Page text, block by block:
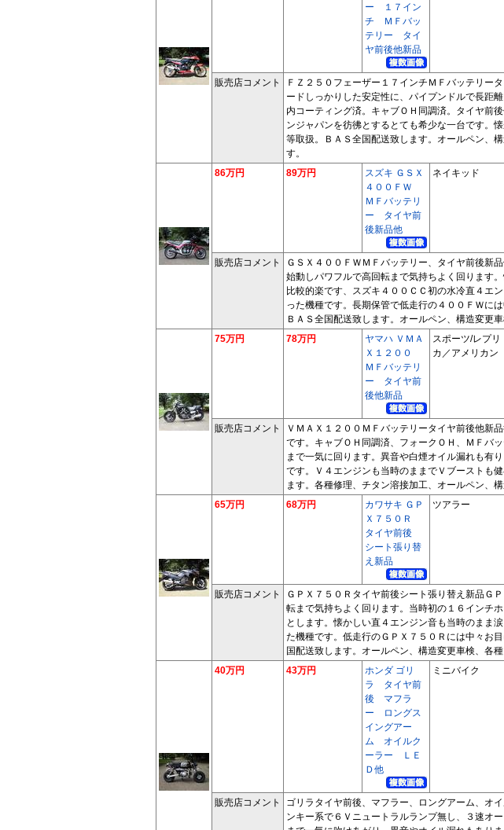
ー １７イン
チ ＭＦバッ
テリー タイ
ヤ前後他新品
販売店コメント
ＦＺ２５０フェーザー１７インチＭＦバッテリー
ードしっかりした安定性に、パイプンドルで長距
内コーティング済。キャブＯＨ同調済。タイヤ前
ンジャパンを彷彿とするとても希少な一台です。
等取扱。ＢＡＳ全国配送致します。オールペン、
す。
86万円
89万円
スズキ ＧＳＸ
４００ＦＷ
ＭＦバッテリ
ー タイヤ前
後新品他
ネイキッド
販売店コメント
ＧＳＸ４００ＦＷＭＦバッテリー、タイヤ前後新
始動しパワフルで高回転まで気持ちよく回ります
比較的楽です、スズキ４００ＣＣ初の水冷直４エ
った機種です。長期保管で低走行の４００ＦＷに
ＢＡＳ全国配送致します。オールペン、構造変更
75万円
78万円
ヤマハ ＶＭＡ
Ｘ１２００
ＭＦバッテリ
ー タイヤ前
後他新品
スポーツ/レプリ
カ／アメリカン
販売店コメント
ＶＭＡＸ１２００ＭＦバッテリータイヤ前後他新
です。キャブＯＨ同調済、フォークＯＨ、ＭＦバ
まで一気に回ります。異音や白煙オイル漏れも有
です。Ｖ４エンジンも当時のままでＶブーストも
ます。各種修理、チタン溶接加工、オールペン、
65万円
68万円
カワサキ ＧＰ
Ｘ７５０Ｒ
タイヤ前後
シート張り替
え新品
ツアラー
販売店コメント
ＧＰＸ７５０Ｒタイヤ前後シート張り替え新品Ｇ
転まで気持ちよく回ります。当時初の１６インチ
とします。懐かしい直４エンジン音も当時のまま
た機種です。低走行のＧＰＸ７５０Ｒには中々お
国配送致します。オールペン、構造変更車検、各
40万円
43万円
ホンダ ゴリ
ラ タイヤ前
後 マフラ
ー ロングス
イングアー
ム オイルク
ーラー ＬＥ
Ｄ他
ミニバイク
販売店コメント
ゴリラタイヤ前後、マフラー、ロングアーム、オ
ンキー系で６Ｖニュートラルランプ無し、３速オ